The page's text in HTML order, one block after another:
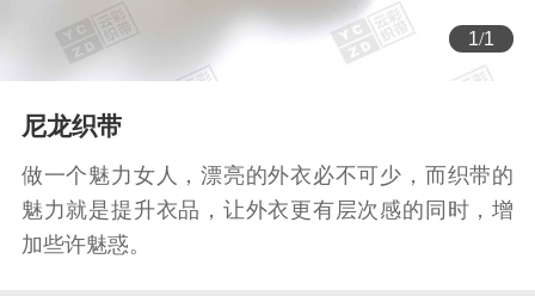
1/1
尼龙织带
做一个魅力女人，漂亮的外衣必不可少，而织带的
魅力就是提升衣品，让外衣更有层次感的同时，增
加些许魅惑。